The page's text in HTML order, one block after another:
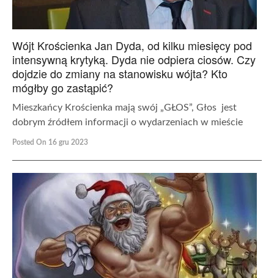
Wójt Krościenka Jan Dyda, od kilku miesięcy pod
intensywną krytyką. Dyda nie odpiera ciosów. Czy
dojdzie do zmiany na stanowisku wójta? Kto
mógłby go zastąpić?
Mieszkańcy Krościenka mają swój „GŁOS”, Głos jest
dobrym źródłem informacji o wydarzeniach w mieście
Posted On 16 gru 2023